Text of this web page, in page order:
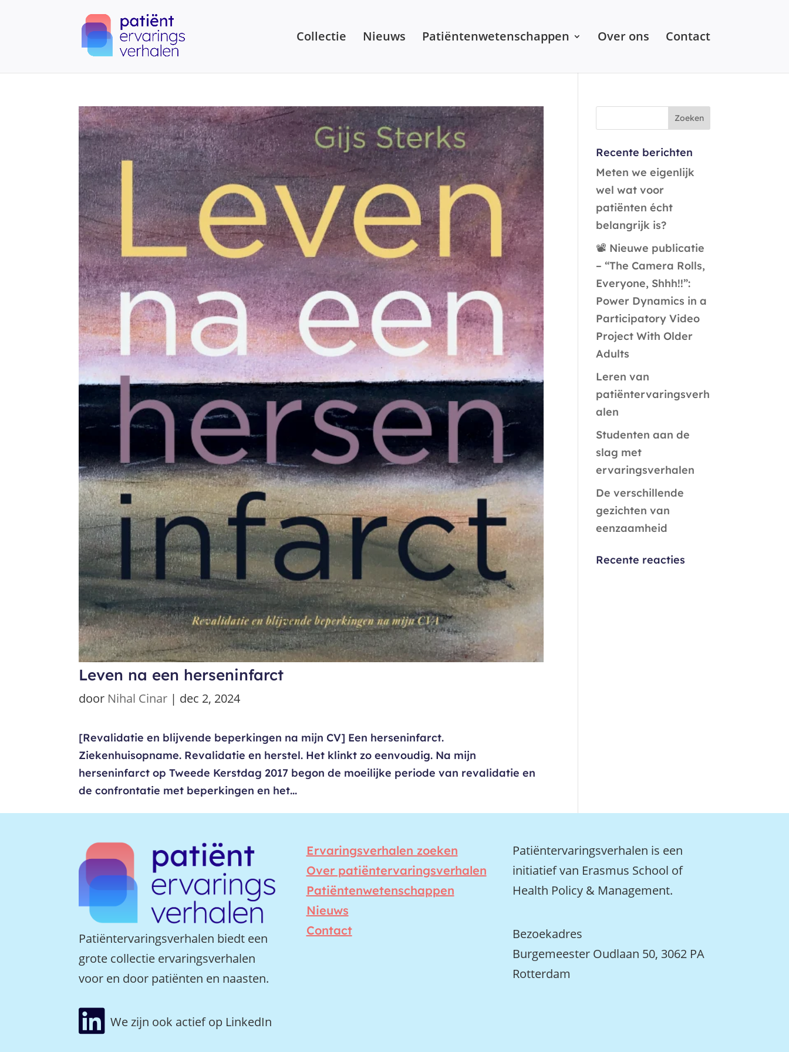
Collectie Nieuws Patiëntenwetenschappen Over ons Contact
Leven na een herseninfarct
door Nihal Cinar | dec 2, 2024
[Revalidatie en blijvende beperkingen na mijn CV] Een herseninfarct.
Ziekenhuisopname. Revalidatie en herstel. Het klinkt zo eenvoudig. Na mijn
herseninfarct op Tweede Kerstdag 2017 begon de moeilijke periode van revalidatie en
de confrontatie met beperkingen en het...
Recente berichten
Meten we eigenlijk
wel wat voor
patiënten écht
belangrijk is?
📽️ Nieuwe publicatie
– “The Camera Rolls,
Everyone, Shhh!!”:
Power Dynamics in a
Participatory Video
Project With Older
Adults
Leren van
patiëntervaringsverh
alen
Studenten aan de
slag met
ervaringsverhalen
De verschillende
gezichten van
eenzaamheid
Recente reacties
Patiëntervaringsverhalen biedt een
grote collectie ervaringsverhalen
voor en door patiënten en naasten.
Ervaringsverhalen zoeken
Over patiëntervaringsverhalen
Patiëntenwetenschappen
Nieuws
Contact
Patiëntervaringsverhalen is een
initiatief van Erasmus School of
Health Policy & Management.
Bezoekadres
Burgemeester Oudlaan 50, 3062 PA
Rotterdam
 We zijn ook actief op LinkedIn